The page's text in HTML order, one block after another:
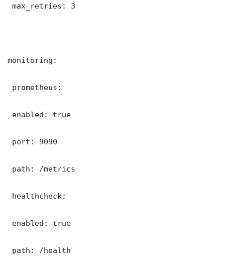
max_retries: 3
monitoring:
prometheus:
enabled: true
port: 9090
path: /metrics
healthcheck:
enabled: true
path: /health